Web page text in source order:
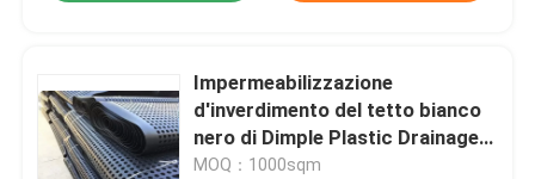
Impermeabilizzazione
d'inverdimento del tetto bianco
nero di Dimple Plastic Drainage
Board For
MOQ：1000sqm